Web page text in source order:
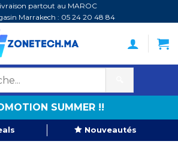
partout au MAROC
Marrakech : 05 24 20 48 84
SUMMER !!
Nouveautés